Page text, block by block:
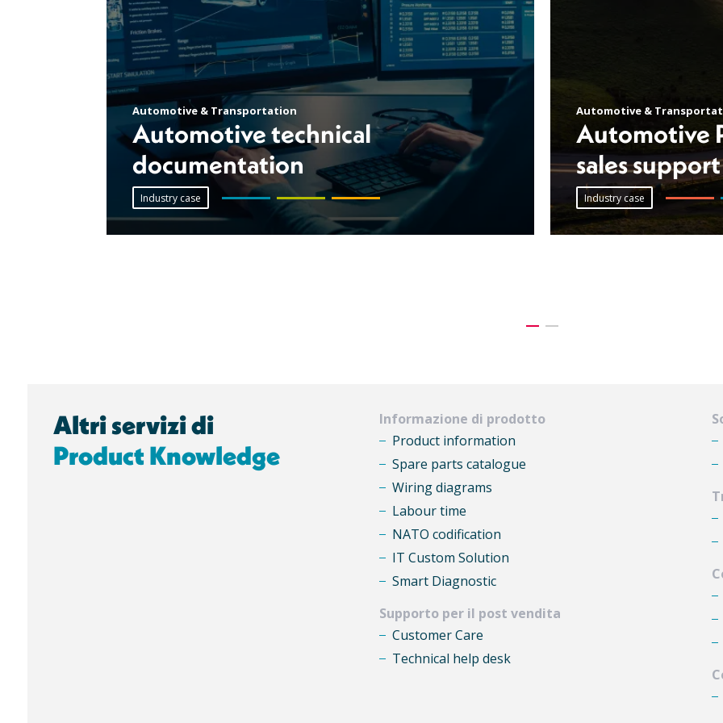
Automotive & Transportation
Automotive technical
documentation
Industry case
Automotive &
Automotive
sales support
Industry case
Altri servizi di
Product Knowledge
Informazione di prodotto
Product information
Spare parts catalogue
Wiring diagrams
Labour time
NATO codification
IT Custom Solution
Smart Diagnostic
Supporto per il post vendita
Customer Care
Technical help desk